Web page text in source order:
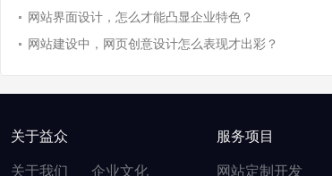
网站界面设计，怎么才能凸显企业特色？
网站建设中，网页创意设计怎么表现才出彩？
关于益众
关于我们 企业文化
服务项目
网站定制开发